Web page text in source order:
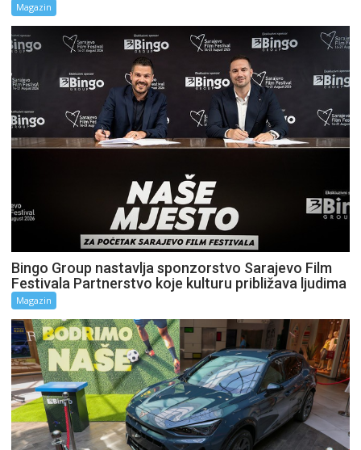
Magazin
Bingo Group nastavlja sponzorstvo Sarajevo Film
Festivala Partnerstvo koje kulturu približava ljudima
Magazin